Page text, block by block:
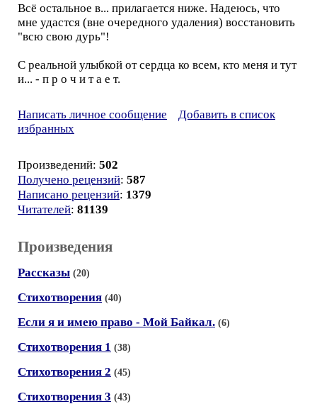
Всё остальное в... прилагается ниже. Надеюсь, что
мне удастся (вне очередного удаления) восстановить
"всю свою дурь"!
С реальной улыбкой от сердца ко всем, кто меня и тут
и... - п р о ч и т а е т.
Написать личное сообщение
Добавить в список
избранных
Произведений: 502
Получено рецензий: 587
Написано рецензий: 1379
Читателей: 81139
Произведения
Рассказы (20)
Стихотворения (40)
Если я и имею право - Мой Байкал. (6)
Стихотворения 1 (38)
Стихотворения 2 (45)
Стихотворения 3 (43)